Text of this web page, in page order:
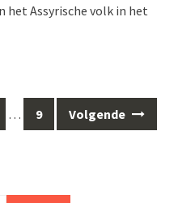
het Assyrische volk in het
… 9 Volgende